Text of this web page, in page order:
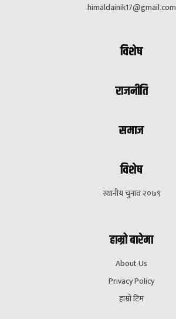
himaldainik17@gmail.com
विशेष
राजनीति
समाज
विशेष
स्थानीय चुनाव २०७९
हाम्रो बारेमा
About Us
Privacy Policy
हाम्रो टिम